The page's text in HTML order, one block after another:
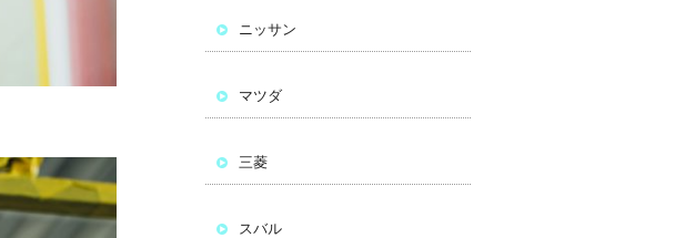
ニッサン
マツダ
三菱
スバル